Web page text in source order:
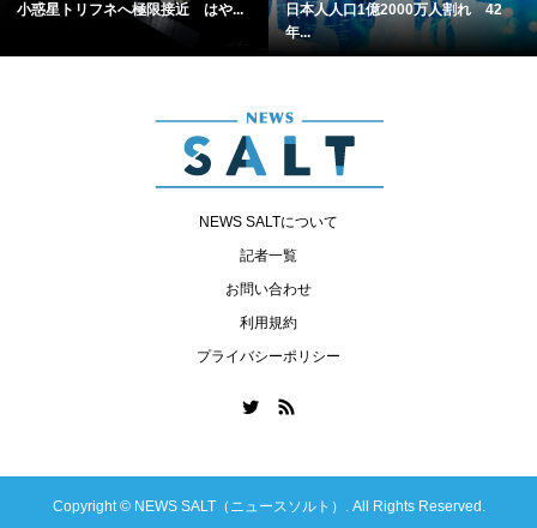
小惑星トリフネへ極限接近 はや...
日本人人口1億2000万人割れ 42
年...
NEWS SALTについて
記者一覧
お問い合わせ
利用規約
プライバシーポリシー
Copyright ©NEWS SALT（ニュースソルト）. All Rights Reserved.